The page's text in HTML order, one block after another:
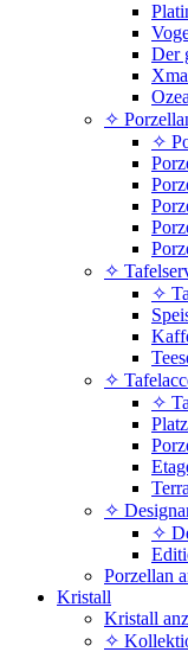
Der
✧
✧
✧
✧
✧
✧
✧
✧
Porzellan
Kristall
Kristall
✧